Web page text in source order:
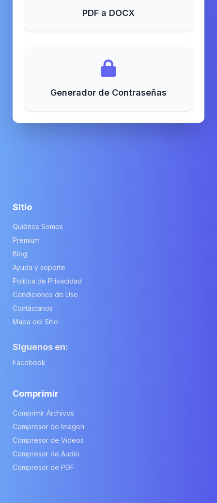
PDF a DOCX
Generador de Contraseñas
Sitio
Quiénes Somos
Premium
Blog
Ayuda y soporte
Política de Privacidad
Condiciones de Uso
Contáctanos
Mapa del Sitio
Siguenos en:
Facebook
Comprimir
Comprimir Archivos
Compresor de Imagen
Compresor de Videos
Compresor de Audio
Compresor de PDF